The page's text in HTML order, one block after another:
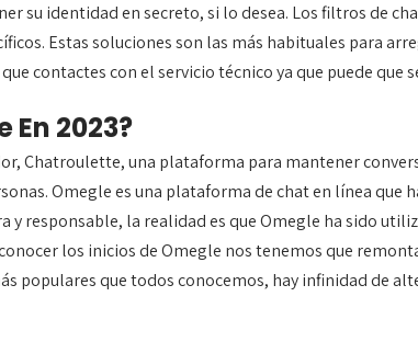
su identidad en secreto, si lo desea. Los filtros de
Estas soluciones son las más habituales para
contactes con el servicio técnico ya que puede que
En 2023?
Chatroulette, una plataforma para mantener
Omegle es una plataforma de chat en línea
y responsable, la realidad es que Omegle ha sido
los inicios de Omegle nos tenemos que
populares que todos conocemos, hay infinidad de